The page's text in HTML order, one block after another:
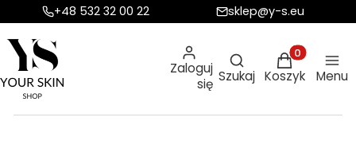
+48 532 32 00 22 sklep@y-s.eu
Zaloguj
się
Otwórz
Szukaj
Produkty w
Koszyk Menu